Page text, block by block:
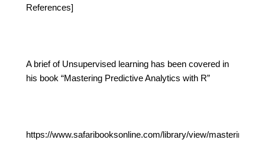
References]
A brief of Unsupervised learning has been covered in
his book “Mastering Predictive Analytics with R”
https://www.safaribooksonline.com/library/view/mastering-